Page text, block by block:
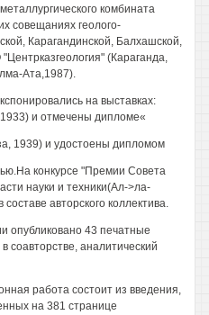
комбината
совещаниях геолого-
Карагандинской, Балхашской,
(Караганда,
Ата,1987).
на выставках:
и отмечены дипломе«
1939) и удостоены дипломом
конкурсе "Премии Совета
науки и техники(Ал->ла-
авторского коллектива.
опубликовано 43 печатные
соавторстве, аналитический
работа состоит из введения,
на 381 странице